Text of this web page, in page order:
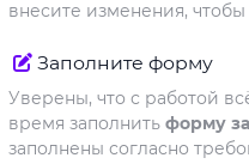
внесите изменения,
Заполните форму
Уверены, что с работой
время заполнить форму
заполнены согласно